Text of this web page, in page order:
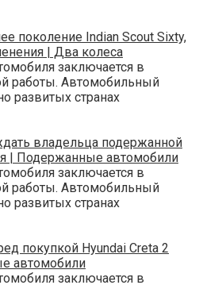
поколение Indian Scout Sixty,
| Два колеса
заключается в
работы. Автомобильный
развитых странах
владельца подержанной
| Подержанные автомобили
заключается в
работы. Автомобильный
развитых странах
покупкой Hyundai Creta 2
автомобили
заключается в